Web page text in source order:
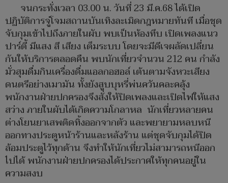
จนกระทั่งเวลา 03.00 น. วันที่ 23 มี.ค.68 ได้เปิด
ปฏิบัติการจู่โจมสถานบันเทิงละเมิดกฎหมายทันที เมื่อชุด
จับกุมเข้าไปถึงภายในผับ พบเป็นห้องทึบ เปิดเพลงแนว
ปาร์ตี้ มีแสง สี เสียง เต็มระบบ โดยจะมีดีเจผลัดเปลี่ยน
กันให้บริการตลอดคืน พบนักเที่ยวจำนวน 212 คน กำลัง
มั่วสุมดื่มกินเครื่องดื่มแอลกอฮอล์ เต้นตามจังหวะเสียง
ดนตรีอย่างเมามัน ทั้งยังสูบบุหรี่พ่นควันคละคลุ้ง
พนักงานฝ่ายปกครองจึงสั่งให้ปิดเพลงและเปิดไฟให้แสง
สว่าง ภายในผับได้เกิดความโกลาหล นักเที่ยวหลายคน
ต่างโยนยาเสพติดทิ้งออกจากตัว และพยายามหลบหนี
ออกทางประตูหน้าร้านและหลังร้าน แต่ชุดจับกุมได้ปิด
ล้อมประตูไว้ทุกด้าน จึงทำให้นักเที่ยวไม่สามารถหนีออก
ไปได้ พนักงานฝ่ายปกครองได้ประกาศให้ทุกคนอยู่ใน
ความสงบ